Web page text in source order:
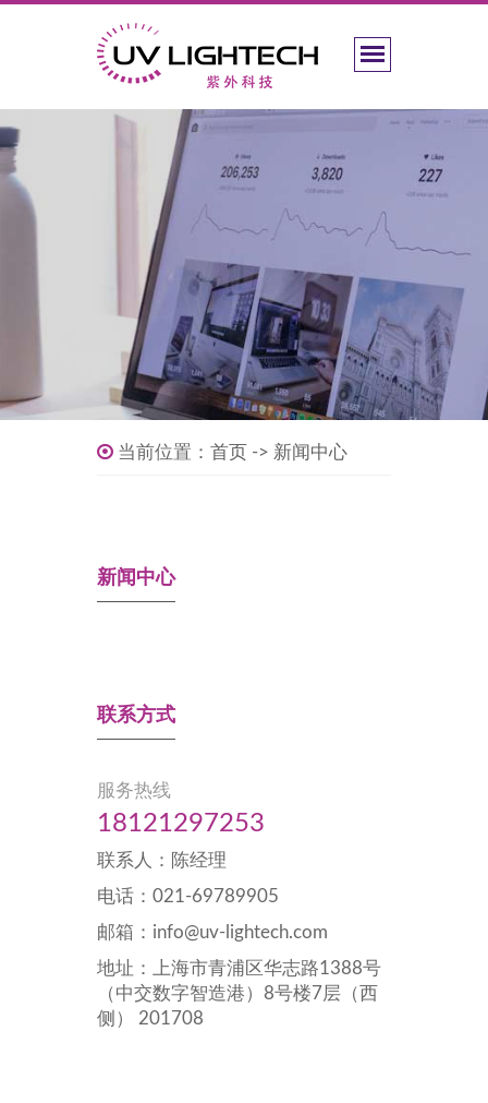
当前位置： 首页 -> 新闻中心
新闻中心
联系方式
服务热线
18121297253
联系人：陈经理
电话：021-69789905
邮箱：info@uv-lightech.com
地址：上海市青浦区华志路1388号
（中交数字智造港）8号楼7层（西
侧） 201708